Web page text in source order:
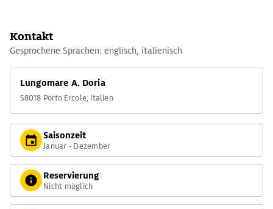
Kontakt
Gesprochene Sprachen: englisch, italienisch
Lungomare A. Doria
58018 Porto Ercole, Italien
Saisonzeit
Januar - Dezember
Reservierung
Nicht möglich